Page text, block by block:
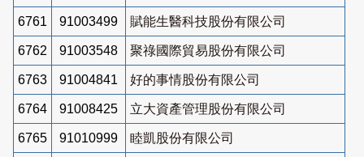
6761 91003499 賦能生醫科技股份有限公司
6762 91003548 聚祿國際貿易股份有限公司
6763 91004841 好的事情股份有限公司
6764 91008425 立大資產管理股份有限公司
6765 91010999 睦凱股份有限公司